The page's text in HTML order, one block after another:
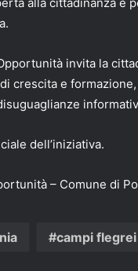
invita la
crescita e
dell’iniziativa.
– Comune di
campi flegrei